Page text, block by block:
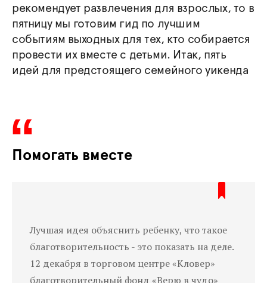
рекомендует развлечения для взрослых, то в
пятницу мы готовим гид по лучшим
событиям выходных для тех, кто собирается
провести их вместе с детьми. Итак, пять
идей для предстоящего семейного уикенда
Помогать вместе
Лучшая идея объяснить ребенку, что такое
благотворительность - это показать на деле.
12 декабря в торговом центре «Кловер»
благотворительный фонд «Верю в чудо»